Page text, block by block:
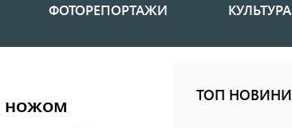
ФОТОРЕПОРТАЖИ КУЛЬТУРА
ножом ТОП НОВИНИ